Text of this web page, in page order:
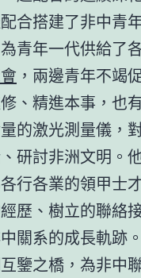
合搭建了非中青
青年一代供給了
，兩邊青年不竭
、精進本事，也
的激光測量儀，
研討非洲文明。
行各業的領甲士
歷、樹立的聯絡
關系的成長軌跡。
鑒之橋，為非中